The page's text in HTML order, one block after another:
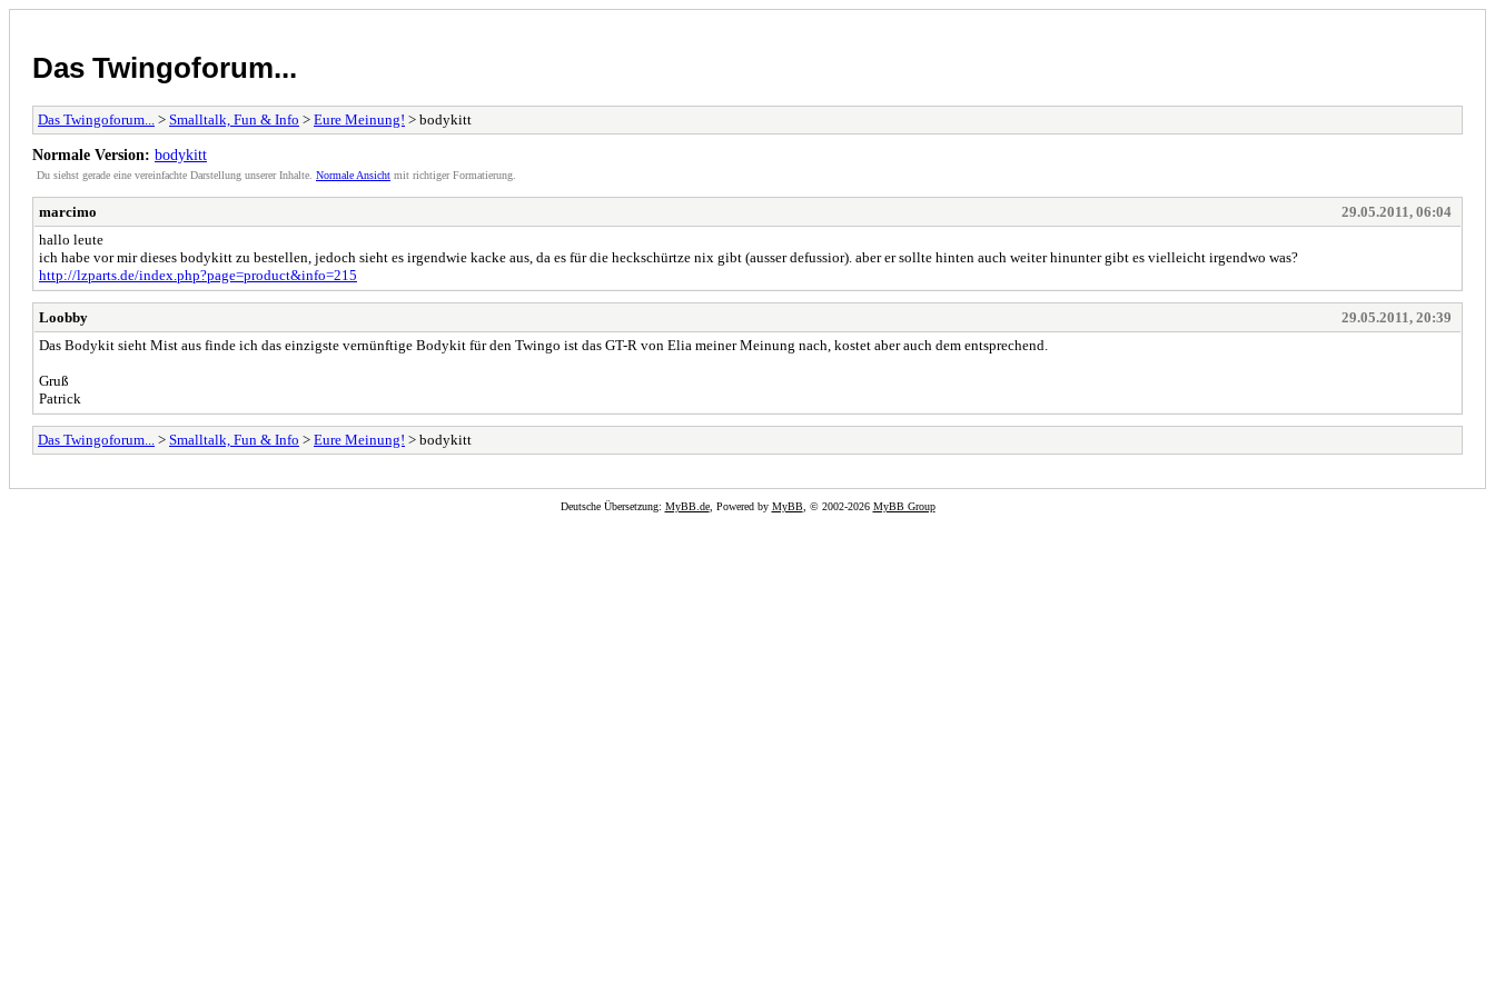
Das Twingoforum...
Das Twingoforum... > Smalltalk, Fun & Info > Eure Meinung! > bodykitt
Normale Version: bodykitt
Du siehst gerade eine vereinfachte Darstellung unserer Inhalte. Normale Ansicht mit richtiger Formatierung.
marcimo
29.05.2011, 06:04
hallo leute
ich habe vor mir dieses bodykitt zu bestellen, jedoch sieht es irgendwie kacke aus, da es für die heckschürtze nix gibt (ausser defussior). aber er sollte hinten auch weiter hinunter gibt es vielleicht irgendwo was?
http://lzparts.de/index.php?page=product&info=215
Loobby
29.05.2011, 20:39
Das Bodykit sieht Mist aus finde ich das einzigste vernünftige Bodykit für den Twingo ist das GT-R von Elia meiner Meinung nach, kostet aber auch dem entsprechend.
Gruß
Patrick
Das Twingoforum... > Smalltalk, Fun & Info > Eure Meinung! > bodykitt
Deutsche Übersetzung: MyBB.de, Powered by MyBB, © 2002-2026 MyBB Group